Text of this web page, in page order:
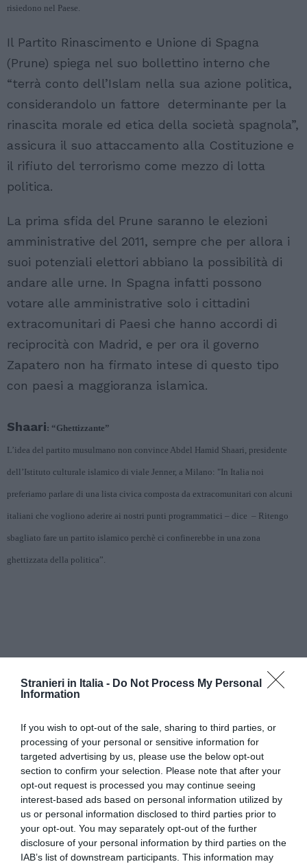
Stranieri in Italia - Do Not Process My Personal
Information
If you wish to opt-out of the sale, sharing to third parties, or
processing of your personal or sensitive information for
targeted advertising by us, please use the below opt-out
section to confirm your selection. Please note that after your
opt-out request is processed you may continue seeing
interest-based ads based on personal information utilized by
us or personal information disclosed to third parties prior to
your opt-out. You may separately opt-out of the further
disclosure of your personal information by third parties on the
IAB’s list of downstream participants. This information may
risiedono nel Paese.
Il Partito Rinascimento e Unione di Spagna
(Prune) spiega nel suo bollettino interno che
“terrà conto dell’Islam nella sua azione politica,
considerandolo un fattore determinante per la
rinascita morale ed etica della società spagnola”,
assicura il suo attaccamento alla Costituzione e
il rifiuto del terrorismo come mezzo di lotta
politica.
La prima sfida del Prune saranno le elezioni
amministrative del 2011, sempre che per allora i
suoi potenziali elettori abbiano la possibilità di
andare alle urne. In Spagna infatti possono
votare alle amministrative solo i cittadini
extracomunitari di Paesi che hanno accordi di
reciprocità con Madrid, e per ora il governo
Zapatero non ha firmato intese di questo tipo
con paesi a maggioranza islamica.
Shaari: “Ghettizzante”
L’idea del partito musulmano non convince Abdel Hamid Shaari, presidente
dell’Istituto culturale islamico di viale Jenner, a Milano: "In Italia noi
preferiamo parlare di una lista civica composta da extracomunitari con alcuni
italiani che vogliono aderire ai nostri punti programmatici – dice – Ritengo
sbagliato fare un partito islamico perchè ci confinerebbe in una zona
ghettizzata della politica”.